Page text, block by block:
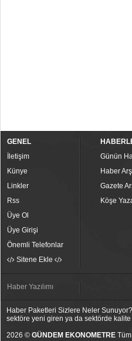
GENEL
İletişim
Künye
Linkler
Rss
Üye Ol
Üye Girişi
Önemli Telefonlar
Sitene Ekle
Günün
Haber
Gazete
Köşe
Haber Yazılımı
Haber Paketleri Sizlere Neler
sektöre yeni giren ya da sektörde
2026 © GÜNDEM EKONOMETRE Tüm